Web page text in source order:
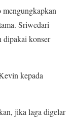
Sriwedari
dipakai konser
kepada
jika laga digelar